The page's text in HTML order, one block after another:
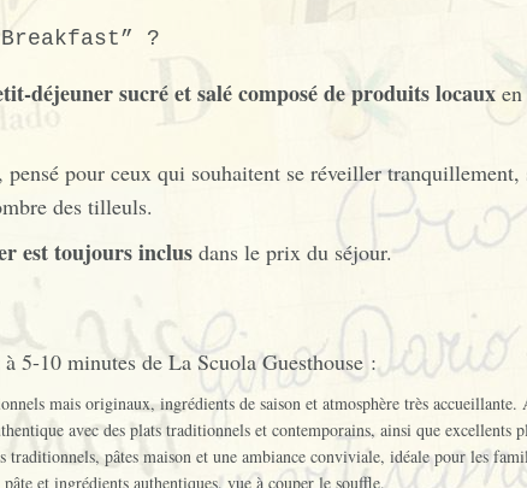
?
déjeuner sucré et salé composé de produits locaux
, pensé pour ceux qui souhaitent se réveiller
des tilleuls.
est toujours inclus dans le prix du séjour.
5-10 minutes de La Scuola Guesthouse :
mais originaux, ingrédients de saison et atmosphère très accueillante.
avec des plats traditionnels et contemporains, ainsi que excellents
pâtes maison et une ambiance conviviale, idéale pour les
et ingrédients authentiques, vue à couper le souffle.